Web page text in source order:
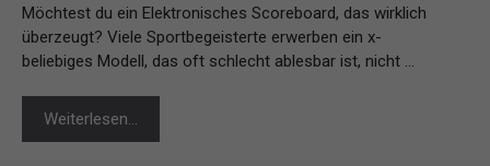
Möchtest du ein Elektronisches Scoreboard, das wirklich
überzeugt? Viele Sportbegeisterte erwerben ein x-
beliebiges Modell, das oft schlecht ablesbar ist, nicht …
Weiterlesen…